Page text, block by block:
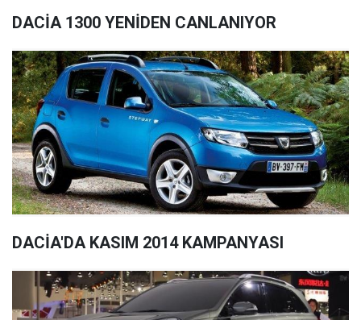
DACİA 1300 YENİDEN CANLANIYOR
DACİA'DA KASIM 2014 KAMPANYASI